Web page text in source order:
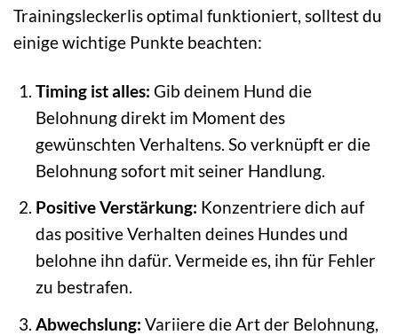
Trainingsleckerlis optimal funktioniert, solltest du
einige wichtige Punkte beachten:
Timing ist alles: Gib deinem Hund die
Belohnung direkt im Moment des
gewünschten Verhaltens. So verknüpft er die
Belohnung sofort mit seiner Handlung.
Positive Verstärkung: Konzentriere dich auf
das positive Verhalten deines Hundes und
belohne ihn dafür. Vermeide es, ihn für Fehler
zu bestrafen.
Abwechslung: Variiere die Art der Belohnung,